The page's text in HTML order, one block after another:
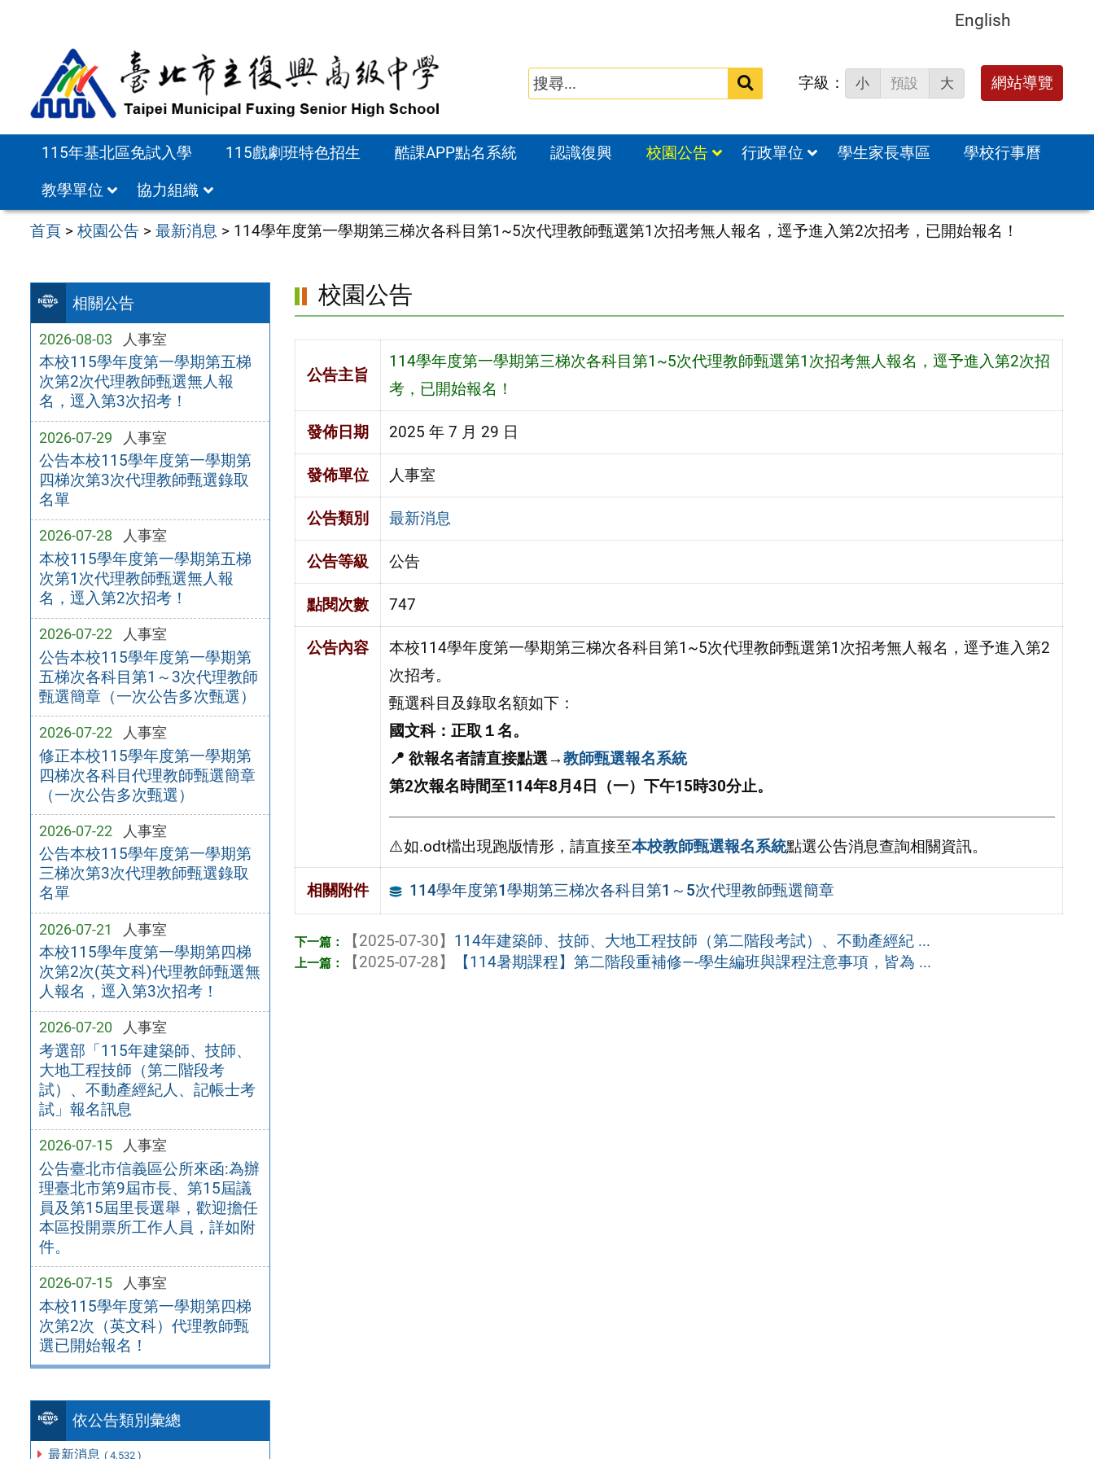
English
搜
字級： 小 預設 大 網站導覽
115年基北區免試入學 115戲劇班特色招生 酷課APP點名系統 認識復興 校園公告 行政單位 學生家長專區
學校行事曆
教學單位
協力組織
首頁 >校園公告 >最新消息 > 114學年度第一學期第三梯次各科目第1~5次代理教師甄選第1次招考無人報名，逕予進入第2次招考，已開始報名！
相關公告
2026-08-03 人事室
本校115學年度第一學期第五梯
次第2次代理教師甄選無人報
名，逕入第3次招考！
2026-07-29 人事室
公告本校115學年度第一學期第
四梯次第3次代理教師甄選錄取
名單
2026-07-28 人事室
本校115學年度第一學期第五梯
次第1次代理教師甄選無人報
名，逕入第2次招考！
2026-07-22 人事室
公告本校115學年度第一學期第
五梯次各科目第1～3次代理教師
甄選簡章（一次公告多次甄選）
2026-07-22 人事室
修正本校115學年度第一學期第
四梯次各科目代理教師甄選簡章
（一次公告多次甄選）
2026-07-22 人事室
公告本校115學年度第一學期第
三梯次第3次代理教師甄選錄取
名單
2026-07-21 人事室
本校115學年度第一學期第四梯
次第2次(英文科)代理教師甄選無
人報名，逕入第3次招考！
2026-07-20 人事室
考選部「115年建築師、技師、
大地工程技師（第二階段考
試）、不動產經紀人、記帳士考
試」報名訊息
2026-07-15 人事室
公告臺北市信義區公所來函:為辦
理臺北市第9屆市長、第15屆議
員及第15屆里長選舉，歡迎擔任
本區投開票所工作人員，詳如附
件。
2026-07-15 人事室
本校115學年度第一學期第四梯
次第2次（英文科）代理教師甄
選已開始報名！
依公告類別彙總
最新消息 ( 4,532 )
校園公告
公告主旨
114學年度第一學期第三梯次各科目第1~5次代理教師甄選第1次招考無人報名，逕予進入第2次招
考，已開始報名！
發佈日期 2025 年 7 月 29 日
發佈單位 人事室
公告類別 最新消息
公告等級 公告
點閱次數 747
公告內容
本校114學年度第一學期第三梯次各科目第1~5次代理教師甄選第1次招考無人報名，逕予進入第2
次招考。
甄選科目及錄取名額如下：
國文科：正取１名。
📍 欲報名者請直接點選→教師甄選報名系統
第2次報名時間至114年8月4日（一）下午15時30分止。
⚠️如.odt檔出現跑版情形，請直接至本校教師甄選報名系統點選公告消息查詢相關資訊。
相關附件 114學年度第1學期第三梯次各科目第1～5次代理教師甄選簡章
【2025-07-30】 114年建築師、技師、大地工程技師（第二階段考試）、不動產經紀 ...
【2025-07-28】
【114暑期課程】第二階段重補修—-學生編班與課程注意事項，皆為 ...